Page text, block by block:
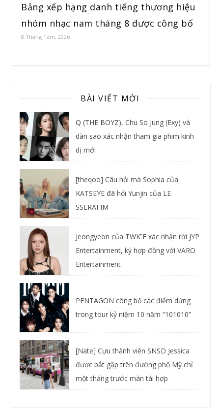
Bảng xếp hạng danh tiếng thương hiệu
nhóm nhạc nam tháng 8 được công bố
8 Tháng Tám, 2026
BÀI VIẾT MỚI
Q (THE BOYZ), Chu So Jung (Exy) và
dàn sao xác nhận tham gia phim kinh
dị mới
[theqoo] Câu hỏi mà Sophia của
KATSEYE đã hỏi Yunjin của LE
SSERAFIM
Jeongyeon của TWICE xác nhận rời JYP
Entertainment, ký hợp đồng với VARO
Entertainment
PENTAGON công bố các điểm dừng
trong tour kỷ niệm 10 năm “101010”
[Nate] Cựu thành viên SNSD Jessica
được bắt gặp trên đường phố Mỹ chỉ
một tháng trước màn tái hợp